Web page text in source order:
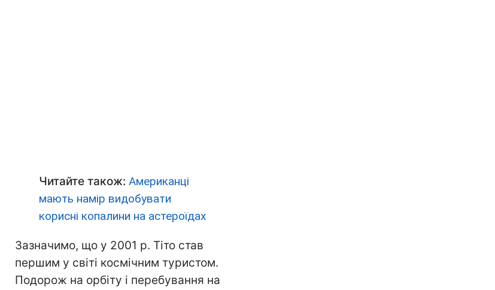
Читайте також: Американці
мають намір видобувати
корисні копалини на астероїдах
Зазначимо, що у 2001 р. Тіто став
першим у світі космічним туристом.
Подорож на орбіту і перебування на